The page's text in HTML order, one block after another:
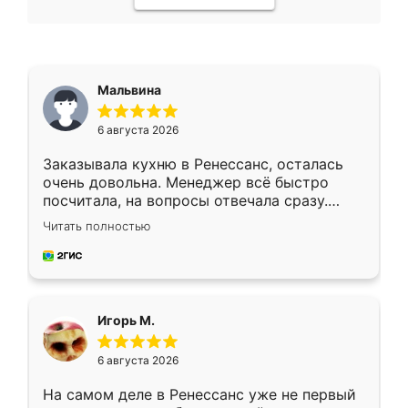
Мальвина
6 августа 2026
Заказывала кухню в Ренессанс, осталась
очень довольна. Менеджер всё быстро
посчитала, на вопросы отвечала сразу.
Замерщик приехал в субботу, подошёл к
делу со всей ответственностью. Собрали
за день, ребята работали аккуратно, даже
Читать полностью
Игорь М.
6 августа 2026
На самом деле в Ренессанс уже не первый